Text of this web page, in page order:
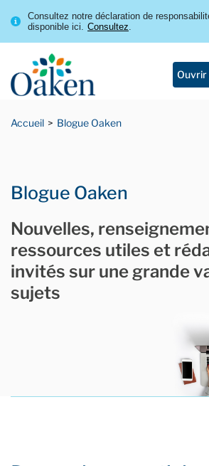
Consultez notre déclaration de
disponible ici. Consultez.
Ouvrir
Accueil Blogue Oaken
Blogue Oaken
Nouvelles,
ressources utiles et
invités sur une grande
sujets